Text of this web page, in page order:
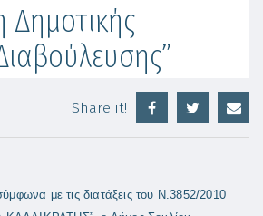
Δημοτικής
Share it!
με τις διατάξεις του Ν.3852/2010